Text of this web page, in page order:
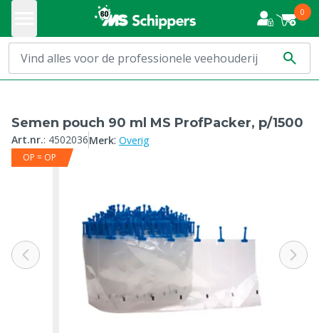
0
Semen pouch 90 ml MS ProfPacker, p/1500
Art.nr.: 4502036Merk: Overig
OP = OP